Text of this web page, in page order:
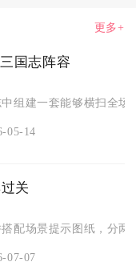
更多+
国志阵容
组建一套能够横扫全
05-14
关
配场景提示图纸，分
07-07